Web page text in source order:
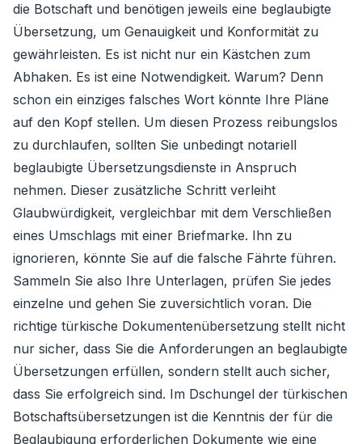
die Botschaft und benötigen jeweils eine beglaubigte
Übersetzung, um Genauigkeit und Konformität zu
gewährleisten. Es ist nicht nur ein Kästchen zum
Abhaken. Es ist eine Notwendigkeit. Warum? Denn
schon ein einziges falsches Wort könnte Ihre Pläne
auf den Kopf stellen. Um diesen Prozess reibungslos
zu durchlaufen, sollten Sie unbedingt notariell
beglaubigte Übersetzungsdienste in Anspruch
nehmen. Dieser zusätzliche Schritt verleiht
Glaubwürdigkeit, vergleichbar mit dem Verschließen
eines Umschlags mit einer Briefmarke. Ihn zu
ignorieren, könnte Sie auf die falsche Fährte führen.
Sammeln Sie also Ihre Unterlagen, prüfen Sie jedes
einzelne und gehen Sie zuversichtlich voran. Die
richtige türkische Dokumentenübersetzung stellt nicht
nur sicher, dass Sie die Anforderungen an beglaubigte
Übersetzungen erfüllen, sondern stellt auch sicher,
dass Sie erfolgreich sind. Im Dschungel der türkischen
Botschaftsübersetzungen ist die Kenntnis der für die
Beglaubigung erforderlichen Dokumente wie eine